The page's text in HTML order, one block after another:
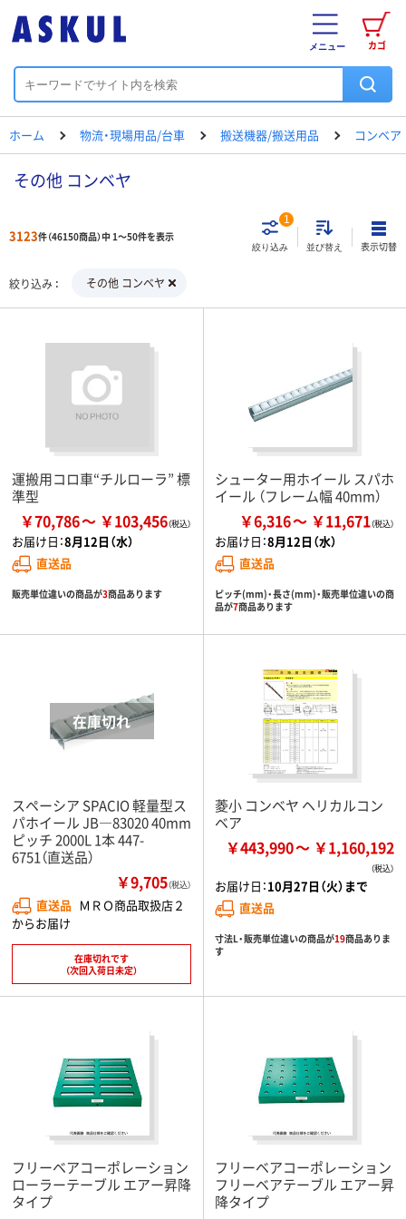
カゴ
メニュー
ホーム 物流・現場用品/台車 搬送機器/搬送用品 コンベア
その他 コンベヤ
3123件（46150商品）中 1～50件を表示
絞り込み
1
並び替え 表示切替
絞り込み その他 コンベヤ
運搬用コロ車“チルローラ” 標
準型
￥70,786 ￥103,456
お届け日：8月12日（水）
直送品
販売単位違いの商品が3商品あります
シューター用ホイール スパホ
イール （フレーム幅 40mm）
￥6,316 ￥11,671
お届け日：8月12日（水）
直送品
ピッチ(mm)・長さ(mm)・販売単位違いの商
品が7商品あります
スペーシア SPACIO 軽量型ス
パホイール JB―83020 40mm
ピッチ 2000L 1本 447-
6751（直送品）
￥9,705（税込）
直送品 ＭＲＯ商品取扱店２
からお届け
在庫切れです
（次回入荷日未定）
菱小 コンベヤ ヘリカルコン
ベア
￥443,990 ￥1,160,192
お届け日：10月27日（火）まで
直送品
寸法L・販売単位違いの商品が19商品ありま
す
フリーベアコーポレーション
ローラーテーブル エアー昇降
タイプ
フリーベアコーポレーション
フリーベアテーブル エアー昇
降タイプ